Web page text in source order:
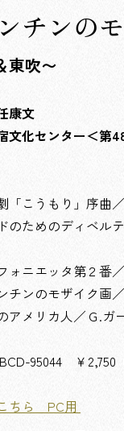
チンの
東吹〜
康文
文化センター＜第
「こうもり」序曲
のためのディベル
ォニエッタ第２番
チンのモザイク画
アメリカ人／Ｇ.ガ
95044 ￥2,750
ちら PC用